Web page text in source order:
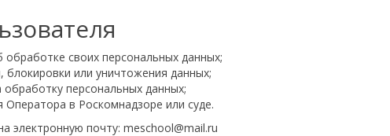
обработке своих персональных данных;
блокировки или уничтожения данных;
обработку персональных данных;
в Роскомнадзоре или суде.
электронную почту: meschool@mail.ru